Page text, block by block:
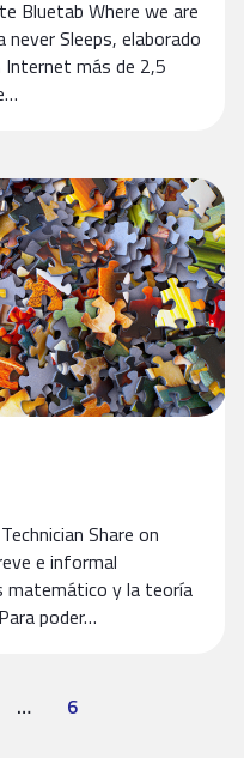
Bluetab Where we are
Sleeps, elaborado
Internet más de 2,5
Share on
e informal
matemático y la teoría
poder…
… 6